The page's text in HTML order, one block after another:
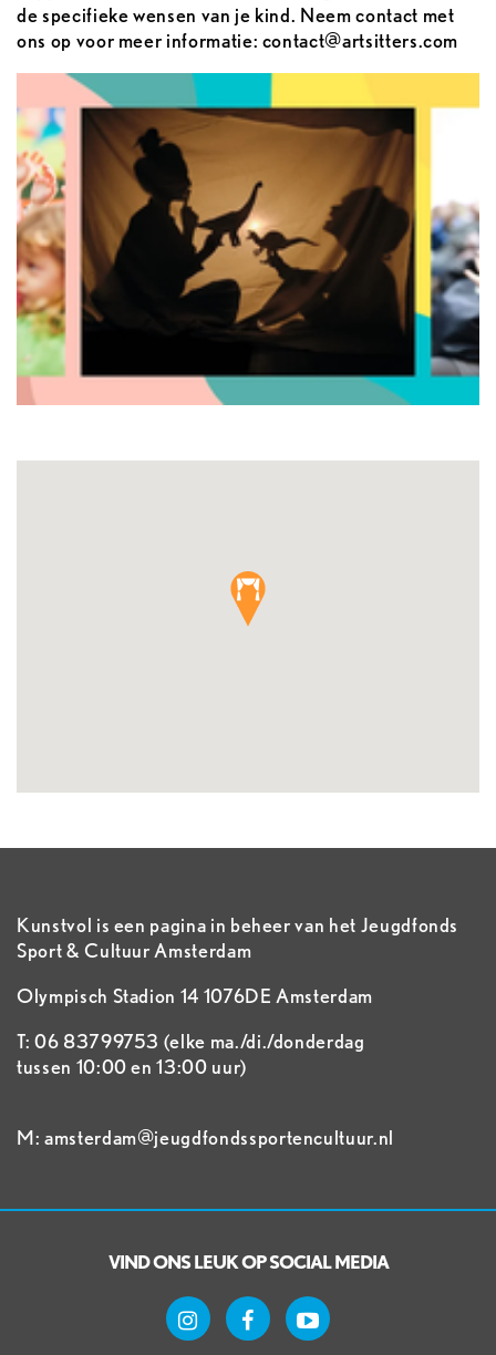
de specifieke wensen van je kind. Neem contact met
ons op voor meer informatie: contact@artsitters.com
Kunstvol is een pagina in beheer van het Jeugdfonds
Sport & Cultuur Amsterdam
Olympisch Stadion 14 1076DE Amsterdam
T: 06 83799753 (elke ma./di./donderdag
tussen 10:00 en 13:00 uur)
M: amsterdam@jeugdfondssportencultuur.nl
VIND ONS LEUK OP SOCIAL MEDIA